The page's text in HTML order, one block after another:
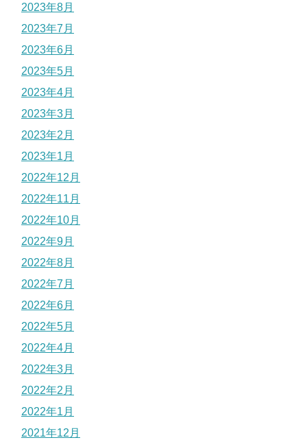
2023年8月
2023年7月
2023年6月
2023年5月
2023年4月
2023年3月
2023年2月
2023年1月
2022年12月
2022年11月
2022年10月
2022年9月
2022年8月
2022年7月
2022年6月
2022年5月
2022年4月
2022年3月
2022年2月
2022年1月
2021年12月